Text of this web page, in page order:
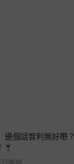
邊個話智利無好嘢？